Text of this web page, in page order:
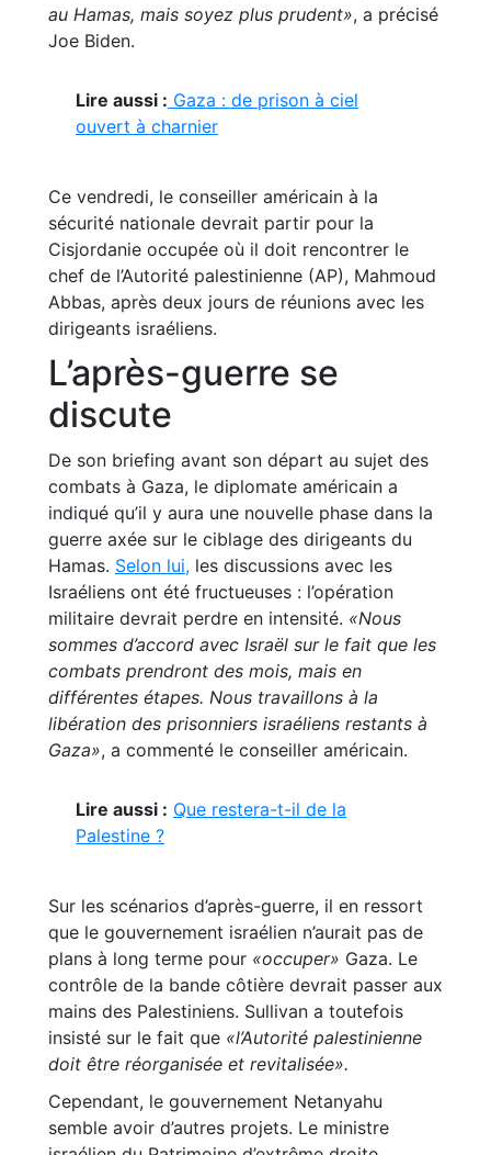
au Hamas, mais soyez plus prudent», a précisé
Joe Biden.
Lire aussi : Gaza : de prison à ciel
ouvert à charnier
Ce vendredi, le conseiller américain à la
sécurité nationale devrait partir pour la
Cisjordanie occupée où il doit rencontrer le
chef de l’Autorité palestinienne (AP), Mahmoud
Abbas, après deux jours de réunions avec les
dirigeants israéliens.
L’après-guerre se
discute
De son briefing avant son départ au sujet des
combats à Gaza, le diplomate américain a
indiqué qu’il y aura une nouvelle phase dans la
guerre axée sur le ciblage des dirigeants du
Hamas. Selon lui, les discussions avec les
Israéliens ont été fructueuses : l’opération
militaire devrait perdre en intensité. «Nous
sommes d’accord avec Israël sur le fait que les
combats prendront des mois, mais en
différentes étapes. Nous travaillons à la
libération des prisonniers israéliens restants à
Gaza», a commenté le conseiller américain.
Lire aussi : Que restera-t-il de la
Palestine ?
Sur les scénarios d’après-guerre, il en ressort
que le gouvernement israélien n’aurait pas de
plans à long terme pour «occuper» Gaza. Le
contrôle de la bande côtière devrait passer aux
mains des Palestiniens. Sullivan a toutefois
insisté sur le fait que «l’Autorité palestinienne
doit être réorganisée et revitalisée».
Cependant, le gouvernement Netanyahu
semble avoir d’autres projets. Le ministre